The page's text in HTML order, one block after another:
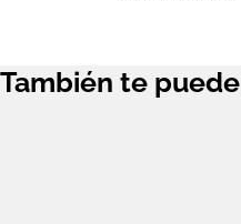
También te